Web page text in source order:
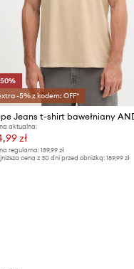
-5% z kodem: OFF*
aktualna:
zł
regularna:189,99 zł
cena z 30 dni przed obniżką:189,99 zł